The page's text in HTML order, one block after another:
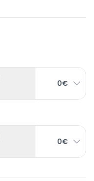
0€
0€